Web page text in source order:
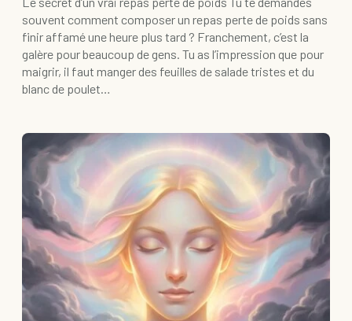
souvent comment composer un repas perte de poids sans
finir affamé une heure plus tard ? Franchement, c’est la
galère pour beaucoup de gens. Tu as l’impression que pour
maigrir, il faut manger des feuilles de salade tristes et du
blanc de poulet…